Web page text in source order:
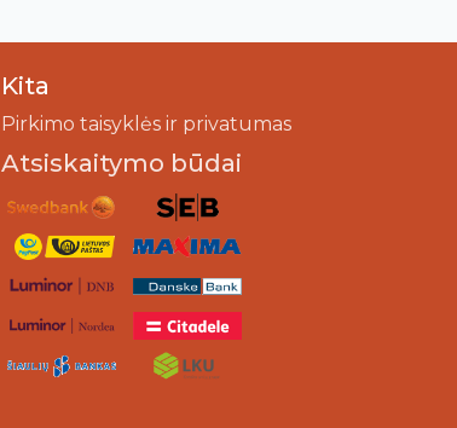
Kita
Pirkimo taisyklės ir privatumas
Atsiskaitymo būdai